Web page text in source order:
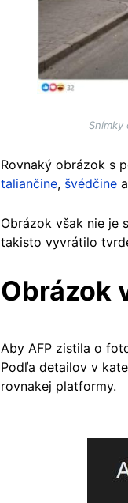
Snímky
Rovnaký obrázok s
taliančine, švédčine
Obrázok však nie je
takisto vyvrátilo
Obrázok
Aby AFP zistila o
Podľa detailov v
rovnakej platformy.